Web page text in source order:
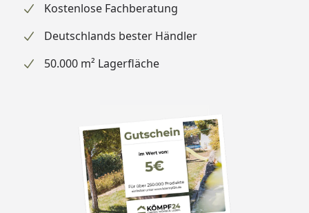
Kostenlose Fachberatung
Deutschlands bester Händler
50.000 m² Lagerfläche